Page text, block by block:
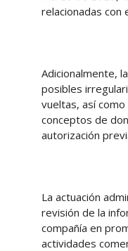
relacionadas con
Adicionalmente,
posibles
vueltas, así
conceptos de
autorización
La actuación
revisión de la
compañía en
actividades